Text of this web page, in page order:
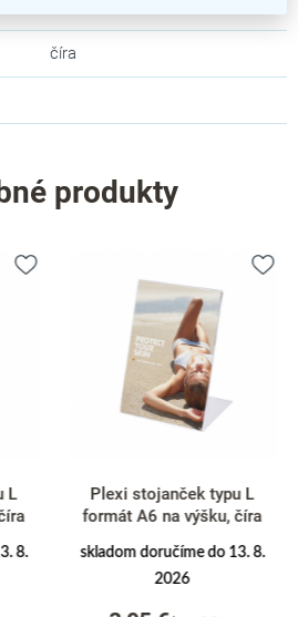
číra
produkty
L
8.
Plexi stojanček typu L
formát A6 na výšku, číra
skladom doručíme do 13. 8.
2026